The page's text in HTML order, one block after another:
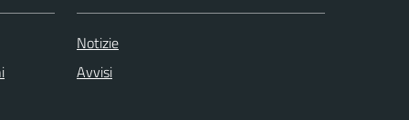
Notizie
Avvisi